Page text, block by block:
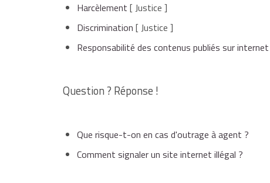
Harcèlement [ Justice ]
Discrimination [ Justice ]
Responsabilité des contenus publiés sur internet
Question ? Réponse !
Que risque-t-on en cas d'outrage à agent ?
Comment signaler un site internet illégal ?